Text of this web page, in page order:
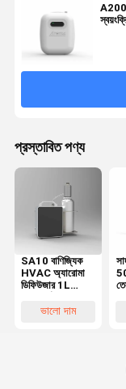
প্রস্তাবিত পণ্য
SA10 বাণিজ্যিক
HVAC অ্যারোমা
ডিফিউজার 1L
স্বয়ংক্রিয় ডিফিউজার
ভালো দাম